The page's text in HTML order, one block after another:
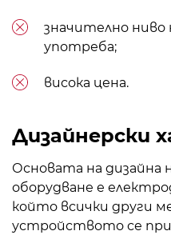
значително ниво
употреба;
висока цена.
Дизайнерски
Основата на дизайна
оборудване е
който всички други
устройството се